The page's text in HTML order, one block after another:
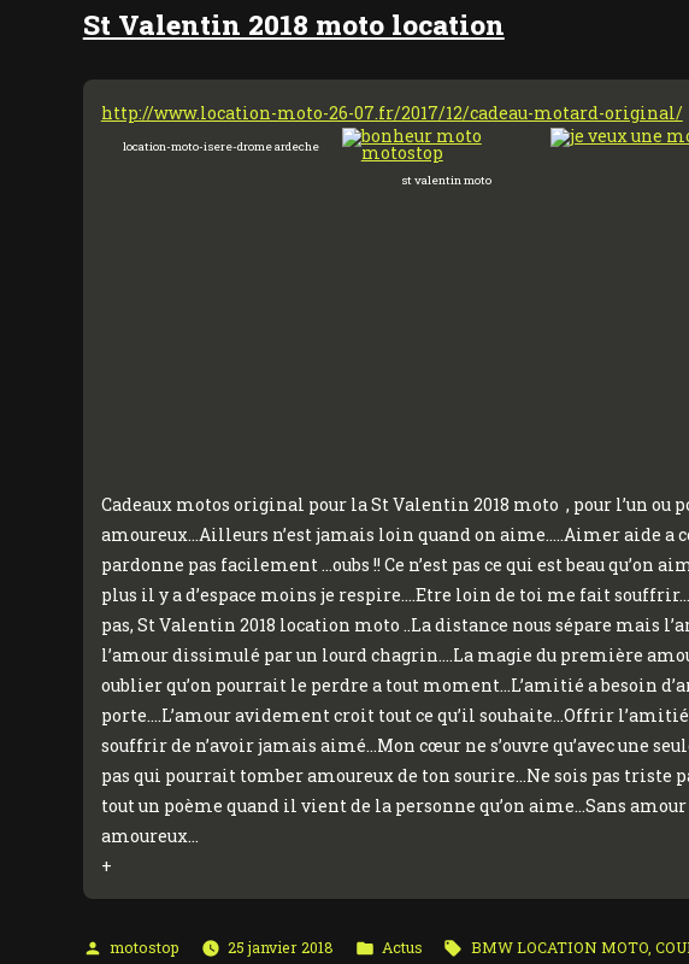
St Valentin 2018 moto location
http://www.location-moto-26-07.fr/2017/12/cadeau-motard-original/
location-moto-isere-drome ardeche
st valentin moto
Cadeaux motos original pour la St Valentin 2018 moto , pour l’un ou
amoureux…Ailleurs n’est jamais loin quand on aime…..Aimer aide a
pardonne pas facilement …oubs !! Ce n’est pas ce qui est beau qu’on
plus il y a d’espace moins je respire….Etre loin de toi me fait
pas, St Valentin 2018 location moto ..La distance nous sépare mais
l’amour dissimulé par un lourd chagrin….La magie du première
oublier qu’on pourrait le perdre a tout moment…L’amitié a besoin
porte….L’amour avidement croit tout ce qu’il souhaite…Offrir
souffrir de n’avoir jamais aimé…Mon cœur ne s’ouvre qu’avec une
pas qui pourrait tomber amoureux de ton sourire…Ne sois pas triste
tout un poème quand il vient de la personne qu’on aime…Sans
amoureux…
+
Publié
motostop 25 janvier 2018
Publié
Actus Étiquettes :
BMW LOCATION MOTO,